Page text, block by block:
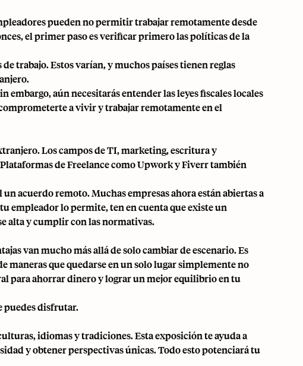
pueden no permitir trabajar remotamente desde
el primer paso es verificar primero las políticas de la
trabajo. Estos varían, y muchos países tienen reglas
embargo, aún necesitarás entender las leyes fiscales locales
a vivir y trabajar remotamente en el
Los campos de TI, marketing, escritura y
Plataformas de Freelance como Upwork y Fiverrtambién
acuerdo remoto. Muchas empresas ahora están abiertas a
empleador lo permite, ten en cuenta que existe un
alta y cumplir con las normativas.
van mucho más allá de solo cambiar de escenario. Es
que quedarse en un solo lugar simplemente no
para ahorrar dinero y lograr un mejor equilibrio en tu
puedes disfrutar.
idiomas y tradiciones. Esta exposición te ayuda a
y obtener perspectivas únicas. Todo esto potenciará tu